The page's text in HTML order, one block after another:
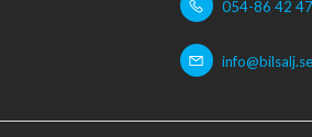
054-86 42 47
info@bilsalj.se